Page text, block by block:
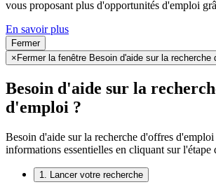
vous proposant plus d'opportunités d'emploi
En savoir plus
Fermer
× Fermer la fenêtre Besoin d'aide sur la recherche
Besoin d'aide sur la
d'emploi ?
Besoin d'aide sur la recherche d'offres d'emploi
informations essentielles en cliquant sur l'étape
1. Lancer votre recherche